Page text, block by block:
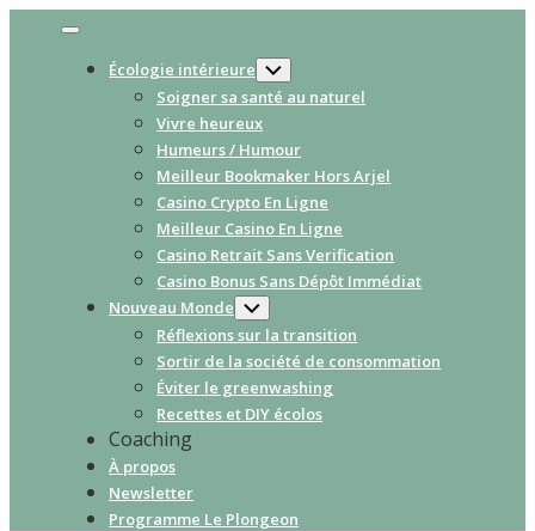
Expand
Écologie intérieure Toggle
Child
Menu
Soigner sa santé au naturel
Vivre heureux
Humeurs / Humour
Meilleur Bookmaker Hors Arjel
Casino Crypto En Ligne
Meilleur Casino En Ligne
Casino Retrait Sans Verification
Casino Bonus Sans Dépôt Immédiat
Nouveau Monde Toggle
Child
Menu
Réflexions sur la transition
Sortir de la société de consommation
Éviter le greenwashing
Recettes et DIY écolos
Coaching
À propos
Newsletter
Programme Le Plongeon